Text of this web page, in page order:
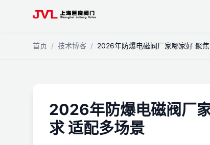
跳到主内容
首页 / 技术博客 / 2026年防爆电磁阀厂家哪家好 聚
2026年防爆电磁阀厂
求 适配多场景